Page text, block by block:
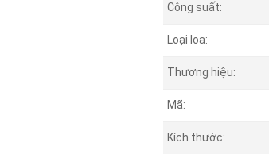
Công suất:
Loại loa:
Thương hiệu:
Mã:
Kích thước: